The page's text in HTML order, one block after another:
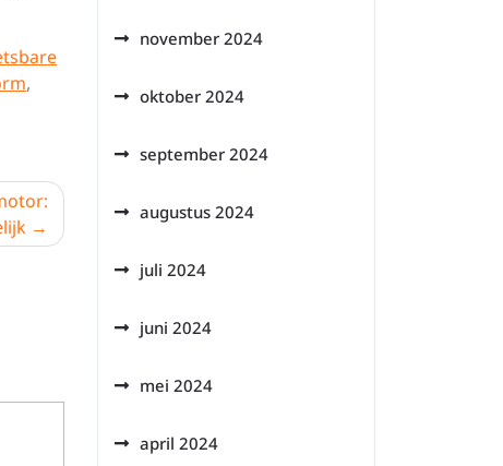
,
november 2024
oktober 2024
september 2024
augustus 2024
juli 2024
juni 2024
mei 2024
april 2024